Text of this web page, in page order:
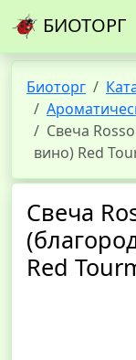
БИОТОРГ
Биоторг
Свеча
вино) Red
Свеча
Red